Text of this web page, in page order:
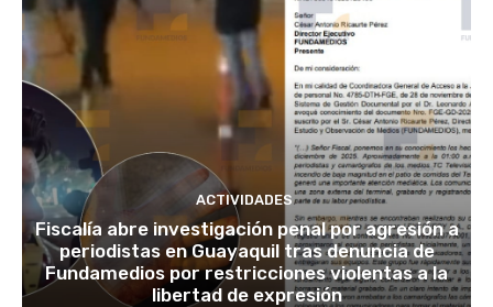
ACTIVIDADES
Fiscalía abre investigación penal por agresión a
periodistas en Guayaquil tras denuncia de
Fundamedios por restricciones violentas a la
libertad de expresión